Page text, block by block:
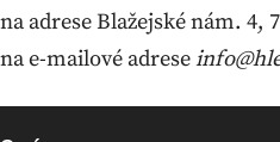
na adrese Blažejské nám. 4,
na e-mailové adrese